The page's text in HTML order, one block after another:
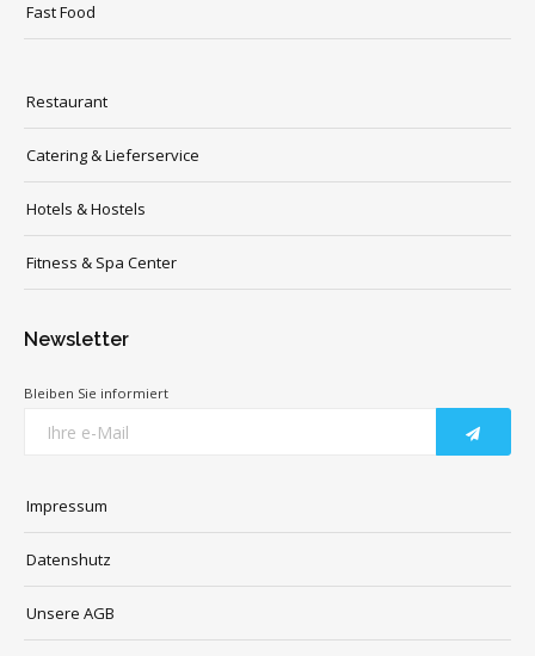
Fast Food
Restaurant
Catering & Lieferservice
Hotels & Hostels
Fitness & Spa Center
Newsletter
Bleiben Sie informiert
Impressum
Datenshutz
Unsere AGB